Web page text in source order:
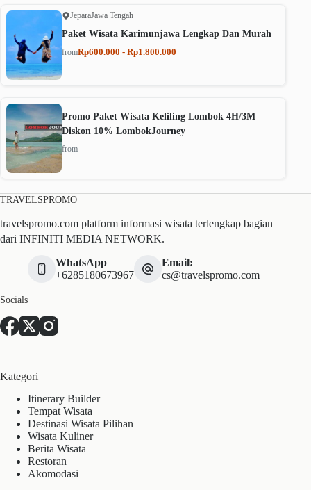
JeparaJawa Tengah
Paket Wisata Karimunjawa Lengkap Dan Murah
fromRp600.000 - Rp1.800.000
Promo Paket Wisata Keliling Lombok 4H/3M
Diskon 10% LombokJourney
from
TRAVELSPROMO
travelspromo.com platform informasi wisata terlengkap bagian
dari INFINITI MEDIA NETWORK.
WhatsApp
+6285180673967
Email:
cs@travelspromo.com
Socials
Kategori
Itinerary Builder
Tempat Wisata
Destinasi Wisata Pilihan
Wisata Kuliner
Berita Wisata
Restoran
Akomodasi